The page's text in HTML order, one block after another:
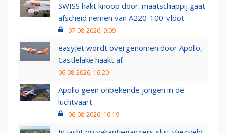
SWISS hakt knoop door: maatschappij gaat
afscheid nemen van A220-100-vloot
07-08-2026, 9:09
easyJet wordt overgenomen door Apollo,
Castlelake haakt af
06-08-2026, 16:20
Apollo geen onbekende jongen in de
luchtvaart
06-08-2026, 16:19